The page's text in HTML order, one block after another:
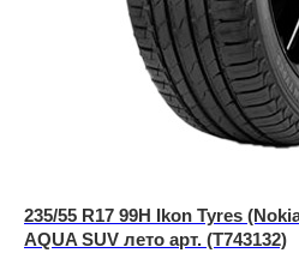
235/55 R17 99H Ikon Tyres
AQUA SUV лето арт. (T743132)